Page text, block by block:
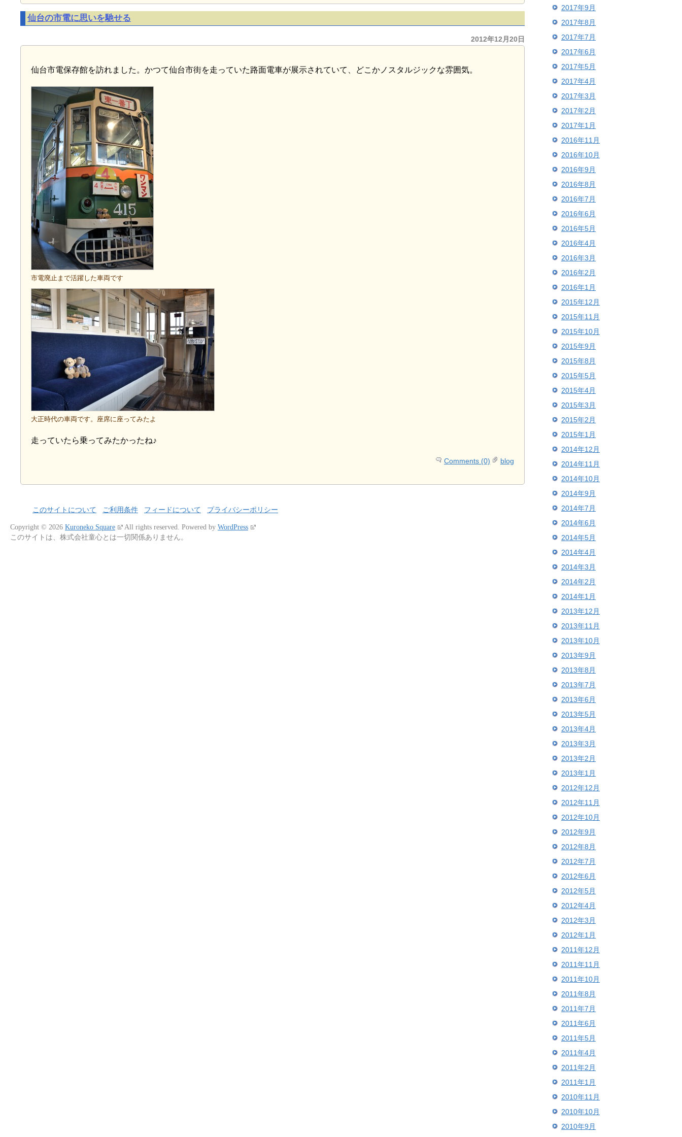
仙台の市電に思いを馳せる
2012年12月20日
仙台市電保存館を訪れました。かつて仙台市街を走っていた路面電車が展示されていて、どこかノスタルジックな雰囲気。
市電廃止まで活躍した車両です
大正時代の車両です。座席に座ってみたよ
走っていたら乗ってみたかったね♪
Comments (0) blog
2017年9月
2017年8月
2017年7月
2017年6月
2017年5月
2017年4月
2017年3月
2017年2月
2017年1月
2016年11月
2016年10月
2016年9月
2016年8月
2016年7月
2016年6月
2016年5月
2016年4月
2016年3月
2016年2月
2016年1月
2015年12月
2015年11月
2015年10月
2015年9月
2015年8月
2015年5月
2015年4月
2015年3月
2015年2月
2015年1月
2014年12月
2014年11月
2014年10月
2014年9月
2014年7月
2014年6月
2014年5月
2014年4月
2014年3月
2014年2月
2014年1月
2013年12月
2013年11月
2013年10月
2013年9月
2013年8月
2013年7月
2013年6月
2013年5月
2013年4月
2013年3月
2013年2月
2013年1月
2012年12月
2012年11月
2012年10月
2012年9月
2012年8月
2012年7月
2012年6月
2012年5月
2012年4月
2012年3月
2012年1月
2011年12月
2011年11月
2011年10月
2011年8月
2011年7月
2011年6月
2011年5月
2011年4月
2011年2月
2011年1月
2010年11月
2010年10月
2010年9月
このサイトについて ご利用条件 フィードについて プライバシーポリシー
Copyright © 2026 Kuroneko Square All rights reserved. Powered by WordPress
このサイトは、株式会社童心とは一切関係ありません。